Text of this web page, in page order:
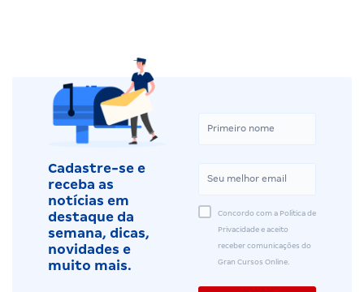
Cadastre-se e
receba as
notícias em
destaque da
semana, dicas,
novidades e
muito mais.
Concordo com a Política de
Privacidade e aceito
receber comunicações do
Gran Cursos Online.